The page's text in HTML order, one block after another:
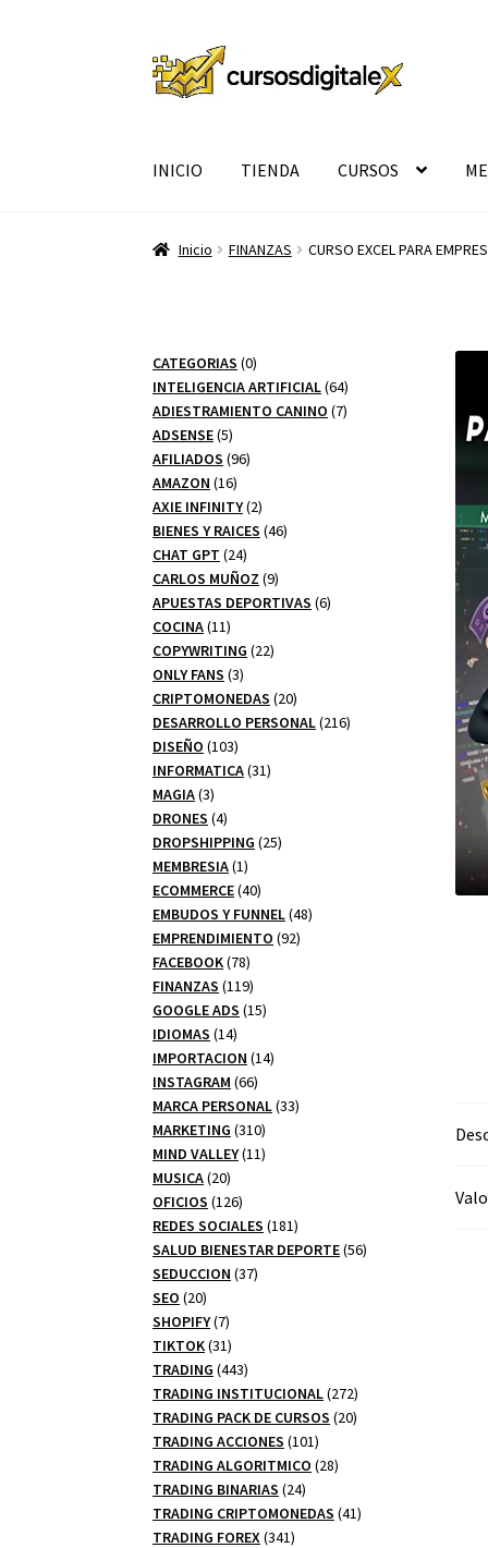
Ir
a
Ir
al
INICIO TIENDA CURSOS
Inicio FINANZAS CURSO EXCEL PARA
CATEGORIAS 00
productos
INTELIGENCIA ARTIFICIAL 6464
productos
ADIESTRAMIENTO CANINO 77
ADSENSE 55
productos
AFILIADOS 9696
AMAZON 1616
productos
AXIE INFINITY 22
productos
BIENES Y RAICES 4646
CHAT GPT 2424
productos
CARLOS MUÑOZ 99
productos
APUESTAS DEPORTIVAS 66
COCINA 1111
productos
COPYWRITING 2222
ONLY FANS 33
productos
CRIPTOMONEDAS 2020
productos
DESARROLLO PERSONAL 216216
DISEÑO 103103
productos
INFORMATICA 3131
MAGIA 33
productos
DRONES 44
productos
DROPSHIPPING 2525
MEMBRESIA 11
producto
ECOMMERCE 4040
productos
EMBUDOS Y FUNNEL 4848
EMPRENDIMIENTO 9292
FACEBOOK 7878
productos
FINANZAS 119119
productos
GOOGLE ADS 1515
IDIOMAS 1414
productos
IMPORTACION 1414
INSTAGRAM 6666
productos
MARCA PERSONAL 3333
MARKETING 310310
productos
MIND VALLEY 1111
MUSICA 2020
productos
OFICIOS 126126
productos
REDES SOCIALES 181181
productos
SALUD BIENESTAR DEPORTE 5656
SEDUCCION 3737
SEO 2020
productos
SHOPIFY 77
productos
TIKTOK 3131
productos
TRADING 443443
productos
TRADING INSTITUCIONAL 272272
productos
TRADING PACK DE CURSOS 2020
TRADING ACCIONES 101101
productos
TRADING ALGORITMICO 2828
TRADING BINARIAS 2424
productos
TRADING CRIPTOMONEDAS 4141
TRADING FOREX 341341